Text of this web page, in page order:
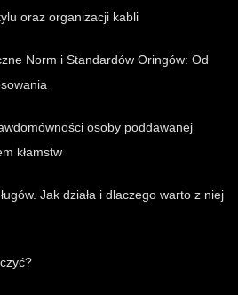
oraz organizacji kabli
Norm i Standardów Oringów: Od
osoby poddawanej
kłamstw
Jak działa i dlaczego warto z niej